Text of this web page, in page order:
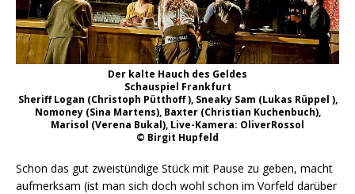
Der kalte Hauch des Geldes
Schauspiel Frankfurt
Sheriff Logan (Christoph Pütthoff ), Sneaky Sam (Lukas Rüppel ),
Nomoney (Sina Martens), Baxter (Christian Kuchenbuch),
Marisol (Verena Bukal), Live-Kamera: OliverRossol
© Birgit Hupfeld
Schon das gut zweistündige Stück mit Pause zu geben, macht
aufmerksam (ist man sich doch wohl schon im Vorfeld darüber